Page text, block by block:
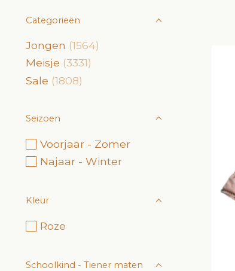
Categorieën
Jongen (1564)
Meisje (3331)
Sale (1808)
Seizoen
Voorjaar - Zomer
Najaar - Winter
Kleur
Roze
Schoolkind - Tiener maten